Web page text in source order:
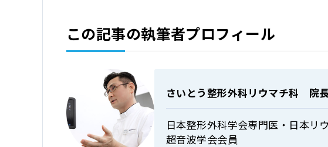
この記事の執筆者プロフィール
さいとう整形外科リウマチ科 院
日本整形外科学会専門医・日本リ
超音波学会会員